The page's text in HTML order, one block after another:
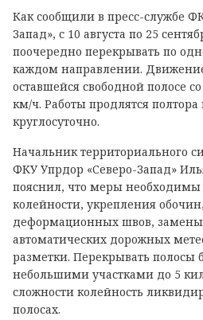
Как сообщили в пресс-службе
Запад», с 10 августа по 25
поочередно перекрывать по
каждом направлении.
оставшейся свободной полосе
км/ч. Работы продлятся полтора
круглосуточно.
Начальник территориального
ФКУ Упрдор «Северо-Запад»
пояснил, что меры необходимы
колейности, укрепления
деформационных швов, замены
автоматических дорожных
разметки. Перекрывать полосы
небольшими участками до 5
сложности колейность
полосах.